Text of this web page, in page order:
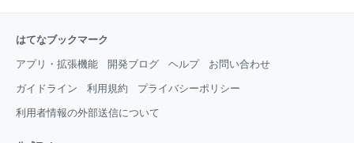
はてなブックマーク
アプリ・拡張機能 開発ブログ ヘルプ お問い合わせ
ガイドライン 利用規約 プライバシーポリシー
利用者情報の外部送信について